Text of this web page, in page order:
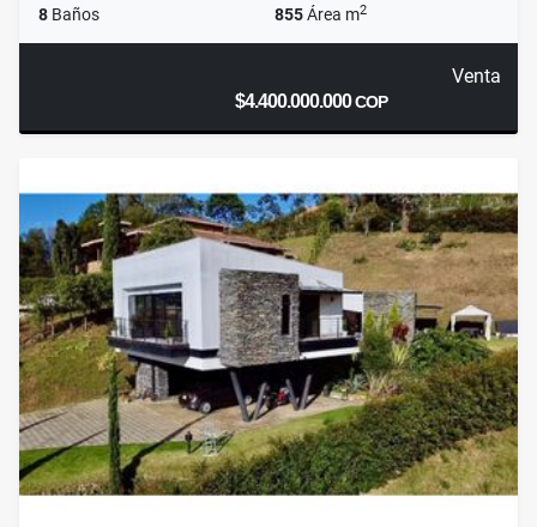
8 Baños 855Área m2
Venta
$4.400.000.000COP